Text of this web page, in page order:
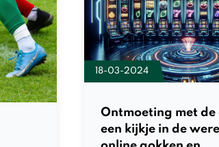
18-03-2024
Ontmoeting met
een kijkje in de